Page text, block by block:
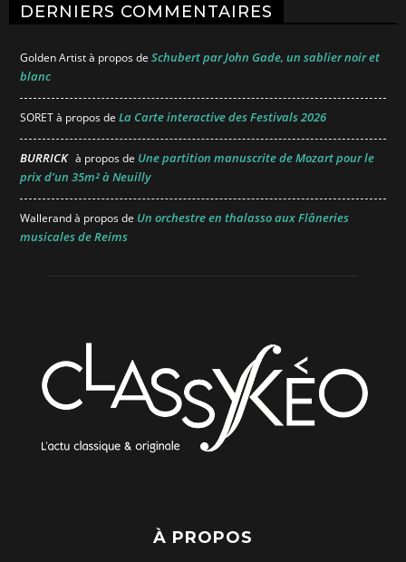
DERNIERS COMMENTAIRES
Golden Artistà propos de Schubert par John Gade, un sablier noir et
blanc
SORETà propos de La Carte interactive des Festivals 2026
BURRICK à propos de Une partition manuscrite de Mozart pour le
prix d’un 35m² à Neuilly
Wallerandà propos de Un orchestre en thalasso aux Flâneries
musicales de Reims
À PROPOS